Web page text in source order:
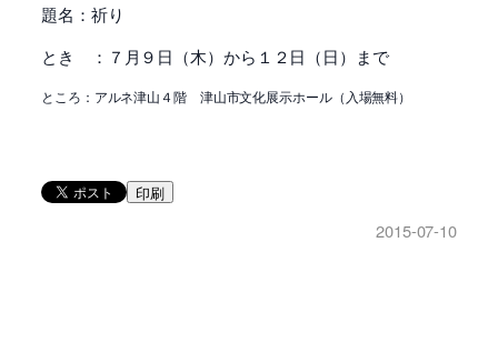
題名：祈り
とき ：７月９日（木）から１２日（日）まで
ところ：アルネ津山４階 津山市文化展示ホール（入場無料）
印刷
2015-07-10